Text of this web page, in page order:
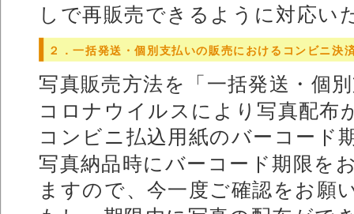
しで再販売できるように対応い
２．一括発送・個別支払いの販売におけるコンビニ決
写真販売方法を「一括発送・個
コロナウイルスにより写真配布
コンビニ払込用紙のバーコード
写真納品時にバーコード期限を
ますので、今一度ご確認をお願